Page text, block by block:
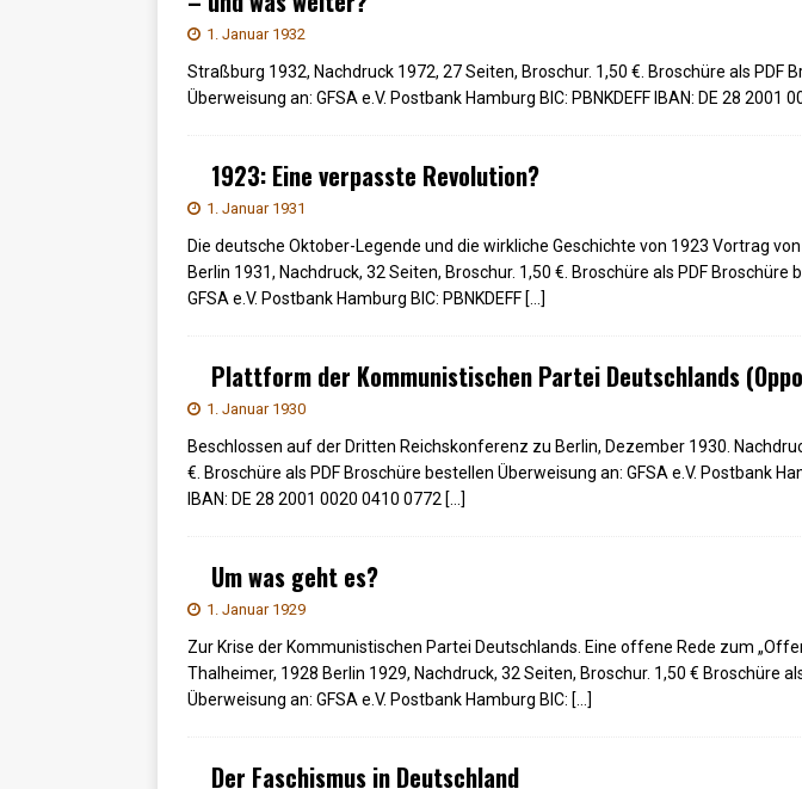
1. Januar 1932
Straßburg 1932, Nachdruck 1972, 27 Seiten, Broschur. 1,50 €. Broschüre als PDF
Überweisung an: GFSA e.V. Postbank Hamburg BIC: PBNKDEFF IBAN: DE 28 2001
1923: Eine verpasste Revolution?
1. Januar 1931
Die deutsche Oktober-Legende und die wirkliche Geschichte von 1923 Vortrag
Berlin 1931, Nachdruck, 32 Seiten, Broschur. 1,50 €. Broschüre als PDF Broschüre
GFSA e.V. Postbank Hamburg BIC: PBNKDEFF […]
Plattform der Kommunistischen Partei Deutschlands
1. Januar 1930
Beschlossen auf der Dritten Reichskonferenz zu Berlin, Dezember 1930.
€. Broschüre als PDF Broschüre bestellen Überweisung an: GFSA e.V. Postbank
IBAN: DE 28 2001 0020 0410 0772 […]
Um was geht es?
1. Januar 1929
Zur Krise der Kommunistischen Partei Deutschlands. Eine offene Rede zum
Thalheimer, 1928 Berlin 1929, Nachdruck, 32 Seiten, Broschur. 1,50 € Broschüre
Überweisung an: GFSA e.V. Postbank Hamburg BIC: […]
Der Faschismus in Deutschland